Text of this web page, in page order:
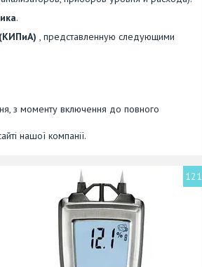
.
, представленную следующими
з моменту включення до повного
нашої компанії.
121